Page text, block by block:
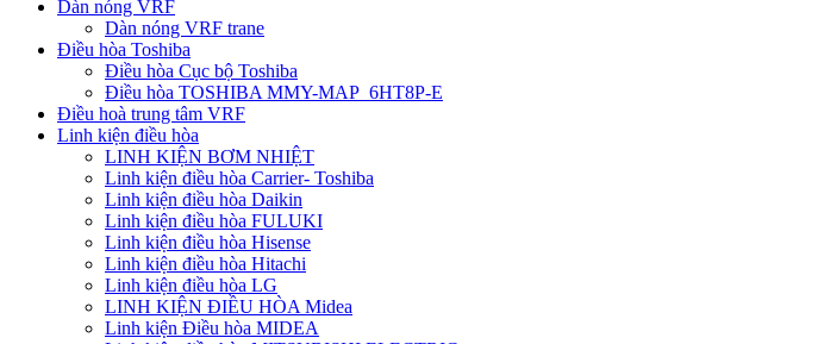
Dàn nóng VRF
Dàn nóng VRF trane
Điều hòa Toshiba
Điều hòa Cục bộ Toshiba
Điều hòa TOSHIBA MMY-MAP_6HT8P-E
Điều hoà trung tâm VRF
Linh kiện điều hòa
LINH KIỆN BƠM NHIỆT
Linh kiện điều hòa Carrier- Toshiba
Linh kiện điều hòa Daikin
Linh kiện điều hòa FULUKI
Linh kiện điều hòa Hisense
Linh kiện điều hòa Hitachi
Linh kiện điều hòa LG
LINH KIỆN ĐIỀU HÒA Midea
Linh kiện Điều hòa MIDEA